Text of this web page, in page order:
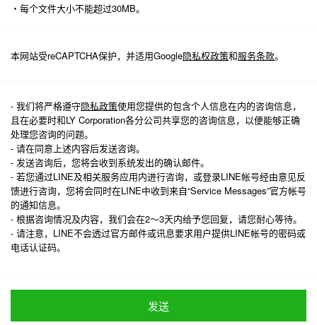
・每个文件大小不能超过30MB。
本网站受reCAPTCHA保护，并适用Google隐私权政策和服务条款。
- 我们将严格遵守隐私政策使用您提供的包含个人信息在内的咨询信息，
且在必要时和LY Corporation各分公司共享您的咨询信息，以便能够正确
处理您咨询的问题。
- 请在同意上述内容后发送咨询。
- 发送咨询后，您将会收到系统发出的确认邮件。
- 若您通过LINE及相关服务应用内进行咨询，或登录LINE帐号经由意见反
馈进行咨询，您将会同时在LINE中收到来自“Service Messages”官方帐号
的通知信息。
- 根据咨询情况及内容，我们会在2～3天内给予您回复，请您耐心等待。
- 请注意，LINE不会透过官方邮件或讯息要求用户提供LINE帐号的密码或
电话认证码。